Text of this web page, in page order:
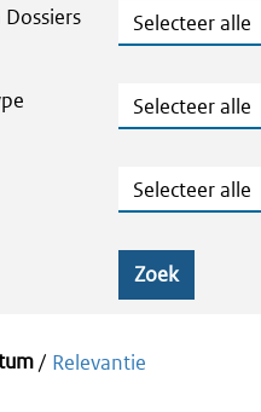
Thema's en
Publicatietype
Geografie
Zoek
/ Relevantie